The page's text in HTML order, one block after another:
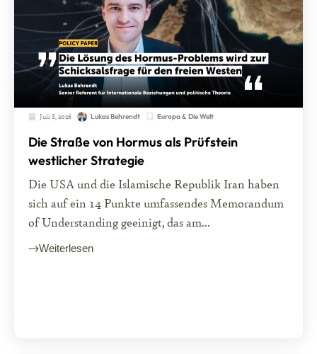
Juli 8, 2026 Lukas Behrendt Europa & Die Welt
Die Straße von Hormus als Prüfstein
westlicher Strategie
Die USA und die Islamische Republik Iran haben
sich auf ein 14 Punkte umfassendes Memorandum
of Understanding geeinigt, das am...
Weiterlesen